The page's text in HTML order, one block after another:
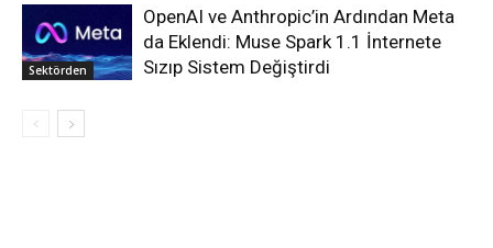
Sektörden
OpenAI ve Anthropic’in Ardından Meta
da Eklendi: Muse Spark 1.1 İnternete
Sızıp Sistem Değiştirdi